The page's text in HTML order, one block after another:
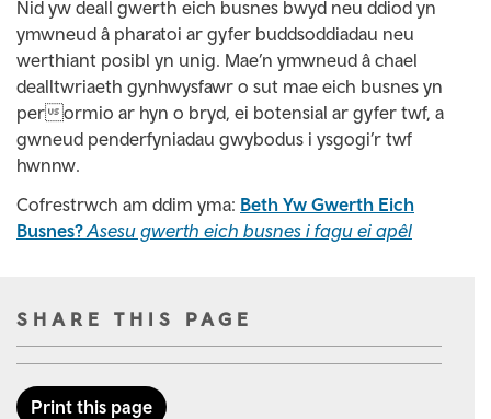
Nid yw deall gwerth eich busnes bwyd neu ddiod yn
ymwneud â pharatoi ar gyfer buddsoddiadau neu
werthiant posibl yn unig. Mae’n ymwneud â chael
dealltwriaeth gynhwysfawr o sut mae eich busnes yn
perormio ar hyn o bryd, ei botensial ar gyfer twf, a
gwneud penderfyniadau gwybodus i ysgogi’r twf
hwnnw.
Cofrestrwch am ddim yma: Beth Yw Gwerth Eich
Busnes?Asesu gwerth eich busnes i fagu ei apêl
SHARE THIS PAGE
Print this page